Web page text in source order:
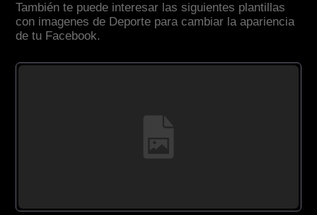
También te puede interesar las siguientes plantillas
con imagenes de Deporte para cambiar la apariencia
de tu Facebook.